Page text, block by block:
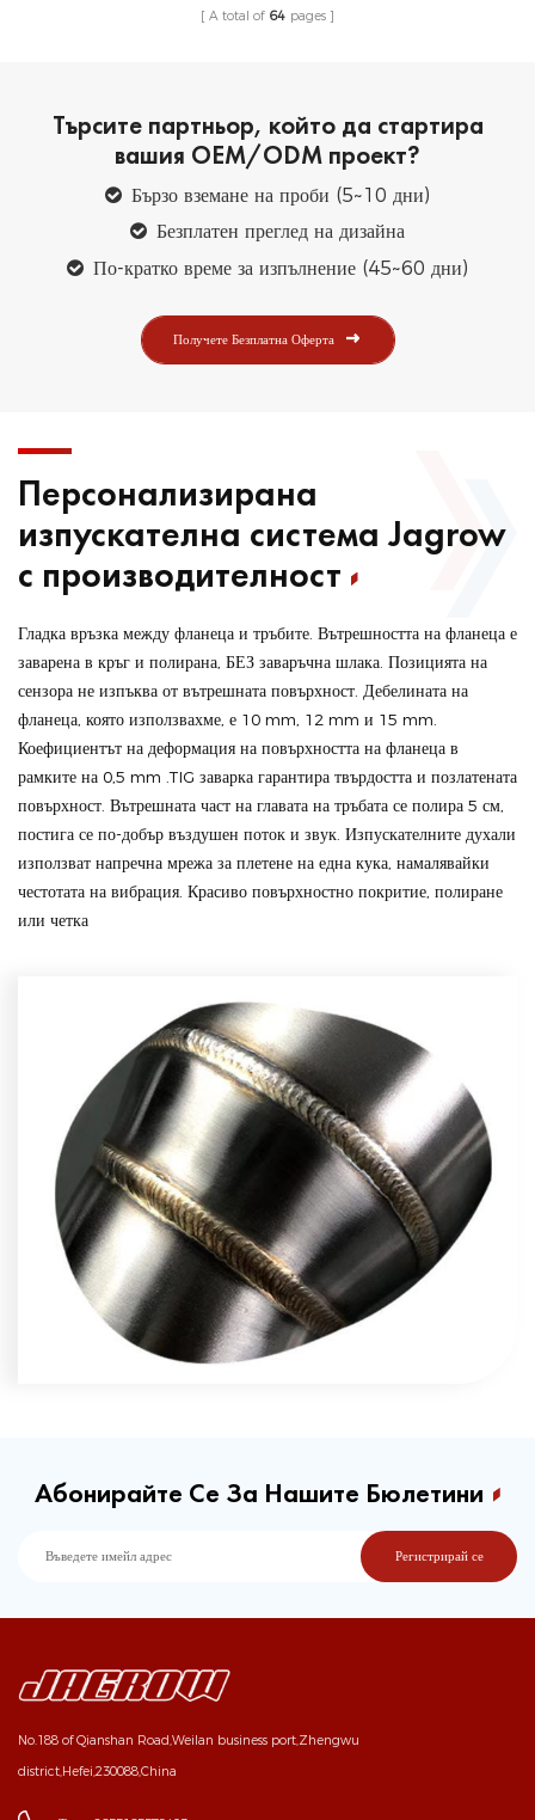
A total of 64 pages
Търсите партньор, който да стартира
вашия OEM/ODM проект?
Бързо вземане на проби (5~10 дни)
Безплатен преглед на дизайна
По-кратко време за изпълнение (45~60 дни)
Получете Безплатна Оферта
Персонализирана
изпускателна система Jagrow
с производителност
Гладка връзка между фланеца и тръбите. Вътрешността на фланеца е
заварена в кръг и полирана, БЕЗ заваръчна шлака. Позицията на
сензора не изпъква от вътрешната повърхност. Дебелината на
фланеца, която използвахме, е 10 mm, 12 mm и 15 mm.
Коефициентът на деформация на повърхността на фланеца в
рамките на 0,5 mm .TIG заварка гарантира твърдостта и позлатената
повърхност. Вътрешната част на главата на тръбата се полира 5 см,
постига се по-добър въздушен поток и звук. Изпускателните духали
използват напречна мрежа за плетене на една кука, намалявайки
честотата на вибрация. Красиво повърхностно покритие, полиране
или четка
Абонирайте Се За Нашите Бюлетини
No.188 of Qianshan Road,Weilan business port,Zhengwu
district,Hefei,230088,China